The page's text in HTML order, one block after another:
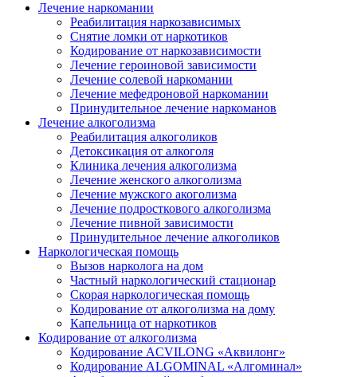
Лечение наркомании
Реабилитация наркозависимых
Снятие ломки от наркотиков
Кодирование от наркозависимости
Лечение героиновой зависимости
Лечение солевой наркомании
Лечение мефедроновой наркомании
Принудительное лечение наркоманов
Лечение алкоголизма
Реабилитация алкоголиков
Детоксикация от алкоголя
Клиника лечения алкоголизма
Лечение женского алкоголизма
Лечение мужского акоголизма
Лечение подросткового алкоголизма
Лечение пивной зависимости
Принудительное лечение алкоголиков
Наркологическая помощь
Вызов нарколога на дом
Частный наркологический стационар
Скорая наркологическая помощь
Кодирование от алкоголизма на дому
Капельница от наркотиков
Кодирование от алкоголизма
Кодирование ACVILONG «Аквилонг»
Кодирование ALGOMINAL «Алгоминал»